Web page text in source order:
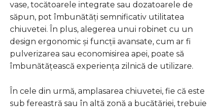
vase, tocătoarele integrate sau dozatoarele de
săpun, pot îmbunătăți semnificativ utilitatea
chiuvetei. În plus, alegerea unui robinet cu un
design ergonomic și funcții avansate, cum ar fi
pulverizarea sau economisirea apei, poate să
îmbunătățească experiența zilnică de utilizare.
În cele din urmă, amplasarea chiuvetei, fie că este
sub fereastră sau în altă zonă a bucătăriei, trebuie